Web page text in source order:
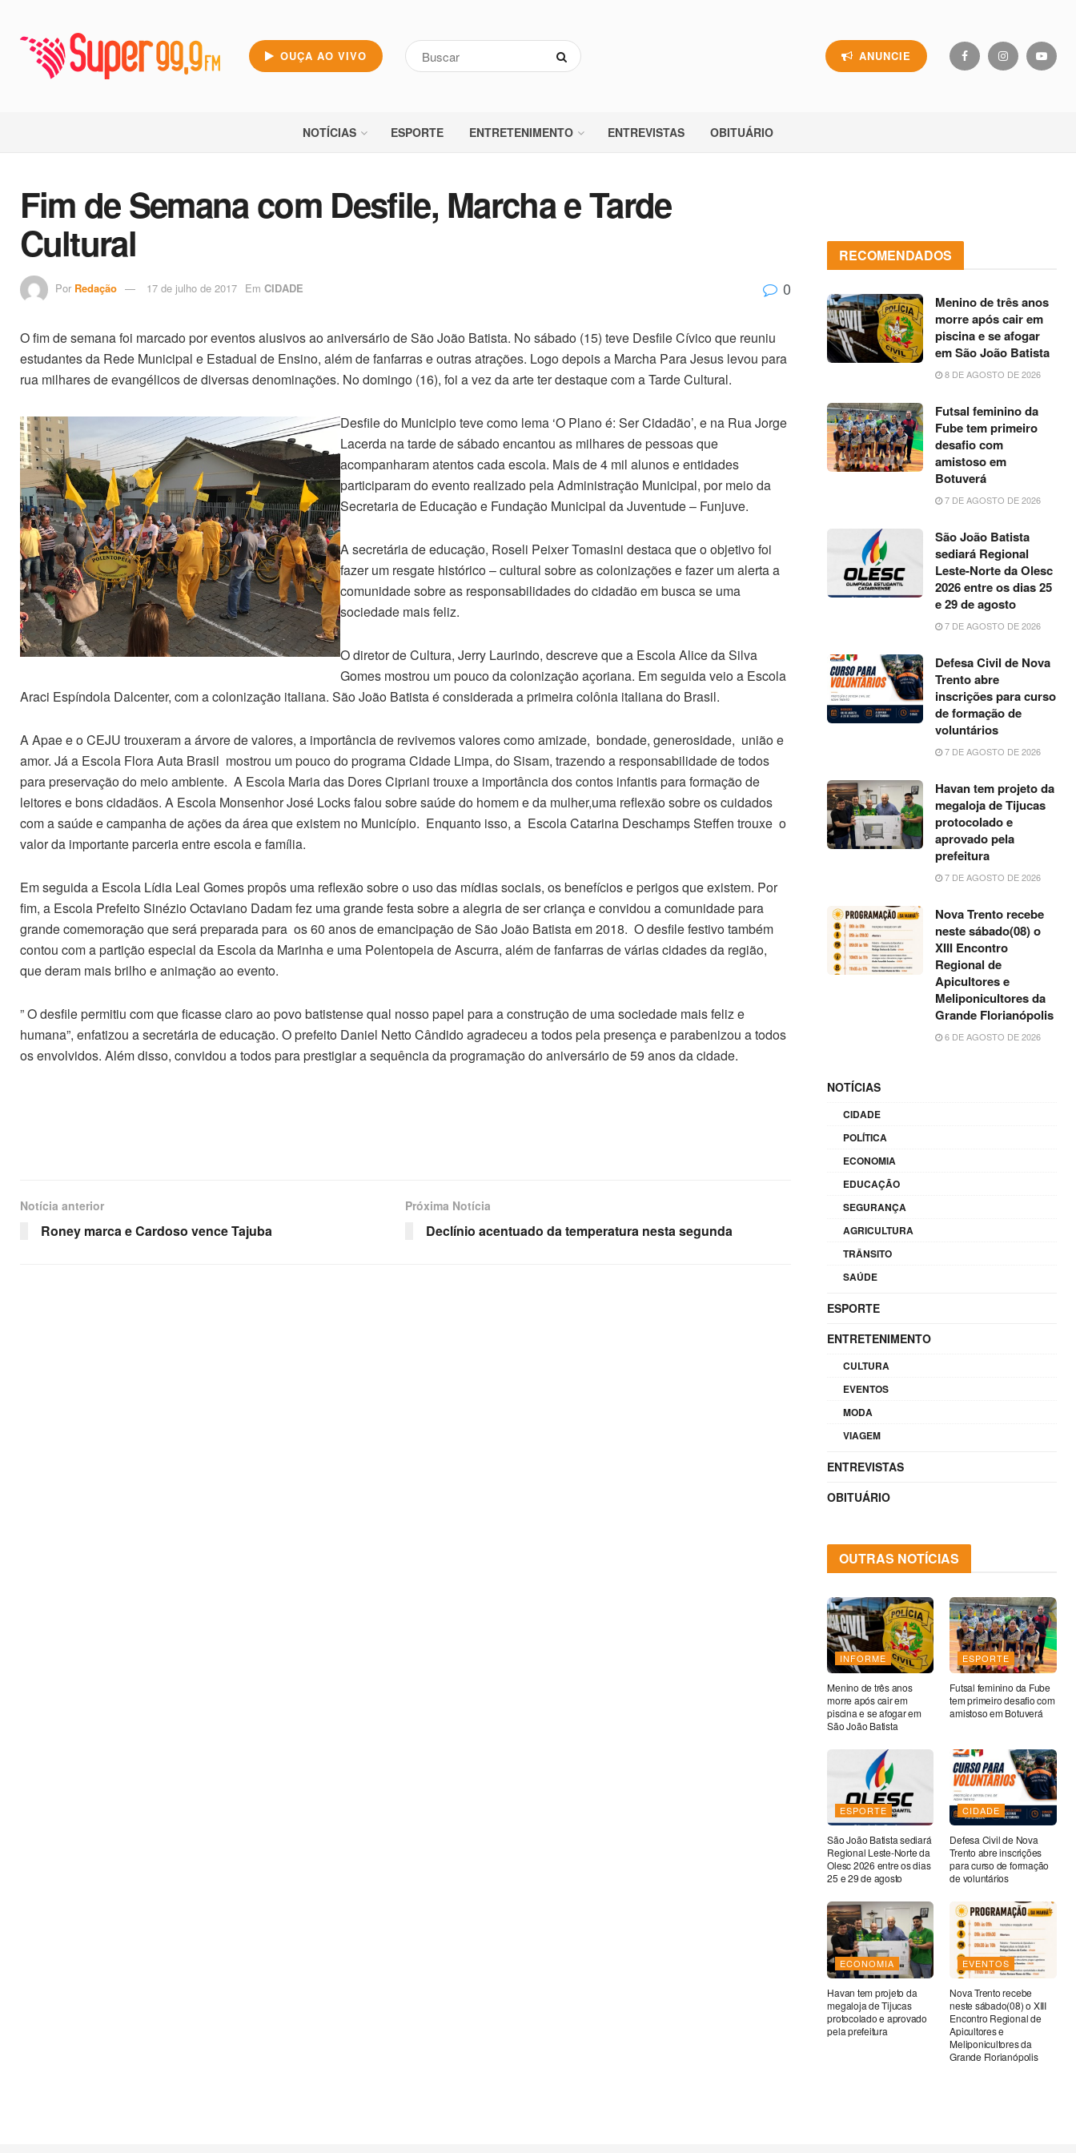
OUÇA AO VIVO ANUNCIE
NOTÍCIAS ESPORTE ENTRETENIMENTO ENTREVISTAS OBITUÁRIO
Fim de Semana com Desfile, Marcha e Tarde
Cultural
Por Redação 17 de julho de 2017 Em CIDADE 0
O fim de semana foi marcado por eventos alusivos ao aniversário de São João Batista. No sábado (15) teve Desfile Cívico que reuniu
estudantes da Rede Municipal e Estadual de Ensino, além de fanfarras e outras atrações. Logo depois a Marcha Para Jesus levou para
rua milhares de evangélicos de diversas denominações. No domingo (16), foi a vez da arte ter destaque com a Tarde Cultural.
Desfile do Municipio teve como lema ‘O Plano é: Ser Cidadão’, e na Rua Jorge
Lacerda na tarde de sábado encantou as milhares de pessoas que
acompanharam atentos cada escola. Mais de 4 mil alunos e entidades
participaram do evento realizado pela Administração Municipal, por meio da
Secretaria de Educação e Fundação Municipal da Juventude – Funjuve.
A secretária de educação, Roseli Peixer Tomasini destaca que o objetivo foi
fazer um resgate histórico – cultural sobre as colonizações e fazer um alerta a
comunidade sobre as responsabilidades do cidadão em busca se uma
sociedade mais feliz.
O diretor de Cultura, Jerry Laurindo, descreve que a Escola Alice da Silva
Gomes mostrou um pouco da colonização açoriana. Em seguida veio a Escola
Araci Espíndola Dalcenter, com a colonização italiana. São João Batista é considerada a primeira colônia italiana do Brasil.
A Apae e o CEJU trouxeram a árvore de valores, a importância de revivemos valores como amizade, bondade, generosidade, união e
amor. Já a Escola Flora Auta Brasil mostrou um pouco do programa Cidade Limpa, do Sisam, trazendo a responsabilidade de todos
para preservação do meio ambiente. A Escola Maria das Dores Cipriani trouxe a importância dos contos infantis para formação de
leitores e bons cidadãos. A Escola Monsenhor José Locks falou sobre saúde do homem e da mulher,uma reflexão sobre os cuidados
com a saúde e campanha de ações da área que existem no Município. Enquanto isso, a Escola Catarina Deschamps Steffen trouxe o
valor da importante parceria entre escola e família.
Em seguida a Escola Lídia Leal Gomes propôs uma reflexão sobre o uso das mídias sociais, os benefícios e perigos que existem. Por
fim, a Escola Prefeito Sinézio Octaviano Dadam fez uma grande festa sobre a alegria de ser criança e convidou a comunidade para
grande comemoração que será preparada para os 60 anos de emancipação de São João Batista em 2018. O desfile festivo também
contou com a partição especial da Escola da Marinha e uma Polentopeia de Ascurra, além de fanfarras de várias cidades da região,
que deram mais brilho e animação ao evento.
” O desfile permitiu com que ficasse claro ao povo batistense qual nosso papel para a construção de uma sociedade mais feliz e
humana”, enfatizou a secretária de educação. O prefeito Daniel Netto Cândido agradeceu a todos pela presença e parabenizou a todos
os envolvidos. Além disso, convidou a todos para prestigiar a sequência da programação do aniversário de 59 anos da cidade.
Notícia anterior
Roney marca e Cardoso vence Tajuba
Próxima Notícia
Declínio acentuado da temperatura nesta segunda
RECOMENDADOS
Menino de três anos
morre após cair em
piscina e se afogar
em São João Batista
8 DE AGOSTO DE 2026
Futsal feminino da
Fube tem primeiro
desafio com
amistoso em
Botuverá
7 DE AGOSTO DE 2026
São João Batista
sediará Regional
Leste-Norte da Olesc
2026 entre os dias 25
e 29 de agosto
7 DE AGOSTO DE 2026
Defesa Civil de Nova
Trento abre
inscrições para curso
de formação de
voluntários
7 DE AGOSTO DE 2026
Havan tem projeto da
megaloja de Tijucas
protocolado e
aprovado pela
prefeitura
7 DE AGOSTO DE 2026
Nova Trento recebe
neste sábado(08) o
XIII Encontro
Regional de
Apicultores e
Meliponicultores da
Grande Florianópolis
6 DE AGOSTO DE 2026
NOTÍCIAS
CIDADE
POLÍTICA
ECONOMIA
EDUCAÇÃO
SEGURANÇA
AGRICULTURA
TRÂNSITO
SAÚDE
ESPORTE
ENTRETENIMENTO
CULTURA
EVENTOS
MODA
VIAGEM
ENTREVISTAS
OBITUÁRIO
OUTRAS NOTÍCIAS
INFORME
Menino de três anos
morre após cair em
piscina e se afogar em
São João Batista
ESPORTE
Futsal feminino da Fube
tem primeiro desafio com
amistoso em Botuverá
ESPORTE
São João Batista sediará
Regional Leste-Norte da
Olesc 2026 entre os dias
25 e 29 de agosto
CIDADE
Defesa Civil de Nova
Trento abre inscrições
para curso de formação
de voluntários
ECONOMIA
Havan tem projeto da
megaloja de Tijucas
protocolado e aprovado
pela prefeitura
EVENTOS
Nova Trento recebe
neste sábado(08) o XIII
Encontro Regional de
Apicultores e
Meliponicultores da
Grande Florianópolis